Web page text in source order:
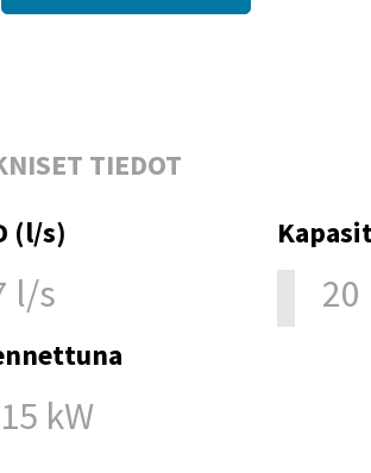
TIEDOT
(l/s)
l/s 20
kW